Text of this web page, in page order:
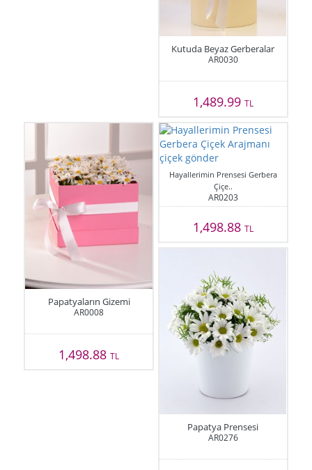
Kutuda Beyaz Gerberalar
AR0030
1,489.99 TL
Papatyaların Gizemi
AR0008
1,498.88TL
Hayallerimin Prensesi Gerbera
Çiçe..
AR0203
1,498.88 TL
Papatya Prensesi
AR0276